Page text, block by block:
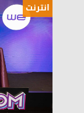
انترنت